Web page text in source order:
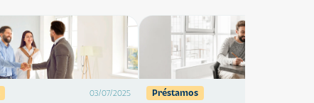
03/07/2025 Préstamos